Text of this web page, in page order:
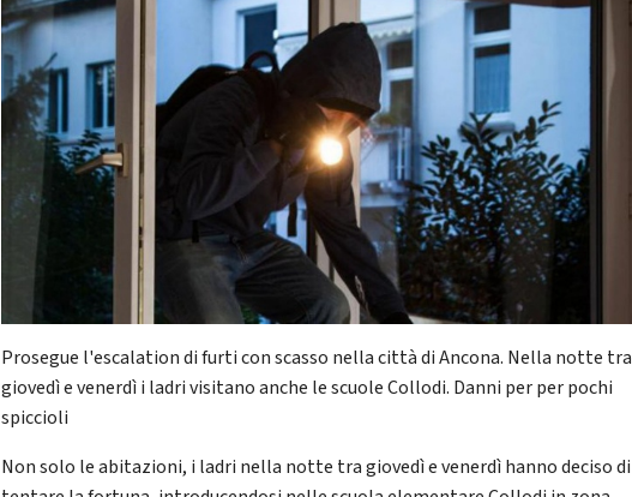
Prosegue l'escalation di furti con scasso nella città di Ancona. Nella notte tra
giovedì e venerdì i ladri visitano anche le scuole Collodi. Danni per per pochi
spiccioli
Non solo le abitazioni, i ladri nella notte tra giovedì e venerdì hanno deciso di